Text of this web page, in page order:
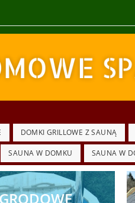
DOMKI GRILLOWE Z SAUNĄ
SAUNA W DOMKU SAUNA W